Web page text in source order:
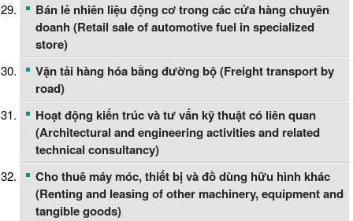
Bán lẻ nhiên liệu động cơ trong các cửa hàng chuyên
doanh (Retail sale of automotive fuel in specialized
store)
Vận tải hàng hóa bằng đường bộ (Freight transport by
road)
Hoạt động kiến trúc và tư vấn kỹ thuật có liên quan
(Architectural and engineering activities and related
technical consultancy)
Cho thuê máy móc, thiết bị và đồ dùng hữu hình khác
(Renting and leasing of other machinery, equipment and
tangible goods)